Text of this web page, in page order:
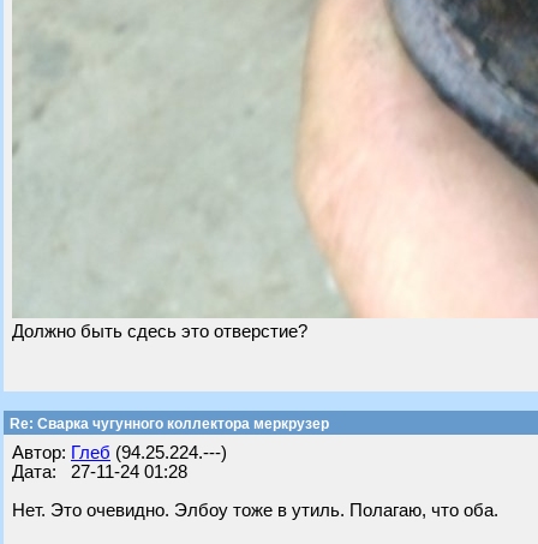
Должно быть сдесь это отверстие?
Re: Сварка чугунного коллектора меркрузер
Автор: Глеб (94.25.224.---)
Дата: 27-11-24 01:28
Нет. Это очевидно. Элбоу тоже в утиль. Полагаю, что оба.